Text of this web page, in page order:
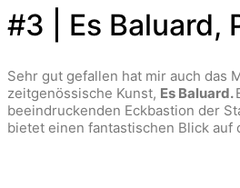
#3 | Es Baluard,
Sehr gut gefallen hat mir auch das
zeitgenössische Kunst, Es Baluard.
beeindruckenden Eckbastion der
bietet einen fantastischen Blick auf